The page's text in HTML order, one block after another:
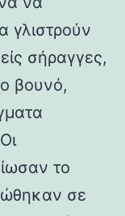
γλιστρούν
σήραγγες,
βουνό,
το
σε